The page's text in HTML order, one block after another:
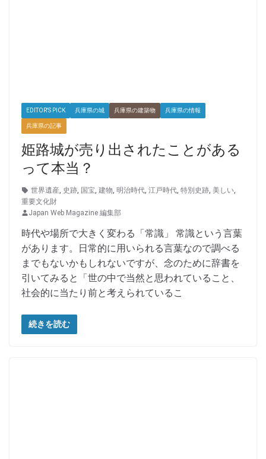
EDITOR'S PICK 兵庫県の城 兵庫県の建築物 兵庫県の情報
兵庫県の記事
姫路城が売り出されたことがある
って本当？
世界遺産, 史跡, 国宝, 建物, 明治時代, 江戸時代, 特別史跡, 美しい,
重要文化財
Japan Web Magazine 編集部
時代や場所で大きく変わる「常識」 常識という言葉
があります。日常的に用いられる言葉なので調べる
までもないかもしれないですが、念のために辞書を
引いてみると「世の中で当然と思われていること、
社会的に当たり前と考えられているこ
続きを読む